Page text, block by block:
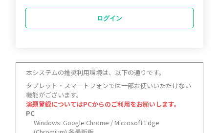
ログイン
本システムの推奨利用環境は、以下の通りです。
タブレット・スマートフォンでは一部お使いいただけない
機能がございます。
演題登録についてはPCからのご利用をお願いします。
PC
Windows: Google Chrome / Microsoft Edge